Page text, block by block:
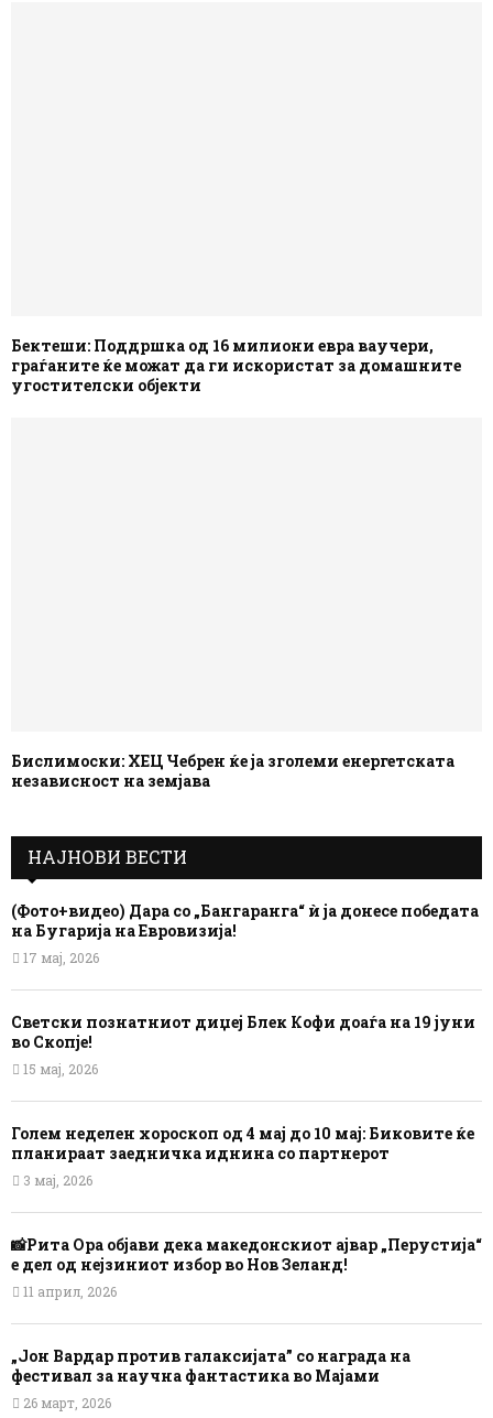
Бектеши: Поддршка од 16 милиони евра ваучери,
граѓаните ќе можат да ги искористат за домашните
угостителски објекти
Бислимоски: ХЕЦ Чебрен ќе ја зголеми енергетската
независност на земјава
НАЈНОВИ ВЕСТИ
(Фото+видео) Дара со „Бангаранга“ ѝ ја донесе победата
на Бугарија на Евровизија!
17 мај, 2026
Светски познатниот диџеј Блек Кофи доаѓа на 19 јуни
во Скопје!
15 мај, 2026
Голем неделен хороскоп од 4 мај до 10 мај: Биковите ќе
планираат заедничка иднина со партнерот
3 мај, 2026
📸Рита Ора објави дека македонскиот ајвар „Перустија“
е дел од нејзиниот избор во Нов Зеланд!
11 април, 2026
„Јон Вардар против галаксијата” со награда на
фестивал за научна фантастика во Мајами
26 март, 2026